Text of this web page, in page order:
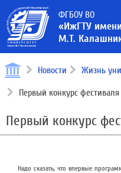
ФГБОУ ВО
«ИжГТУ имени
М.Т.
Новости Жизнь
Первый конкурс
Первый конкурс
Надо сказать, что впервые